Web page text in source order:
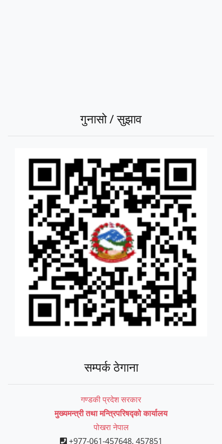
गुनासो / सुझाव
सम्पर्क ठेगाना
गण्डकी प्रदेश सरकार
मुख्यमन्त्री तथा मन्त्रिपरिषद्को कार्यालय
पोखरा नेपाल
+977-061-457648, 457851